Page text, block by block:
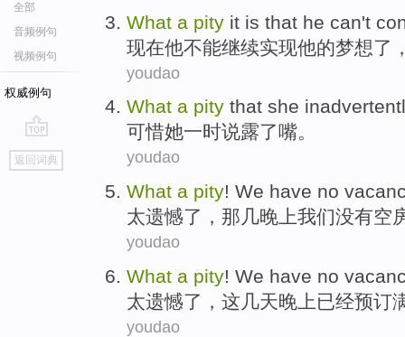
全部
音频例句
视频例句
权威例句
go
top
返回词典
What a pity it is that he can't
现在他不能继续实现他的梦想了
youdao
What a pity that she
可惜她一时说露了嘴。
youdao
What a pity! We have no
太遗憾了，那 几晚上我们没有空
youdao
What a pity! We have no
太遗憾了， 这 几天晚上已经预订
youdao